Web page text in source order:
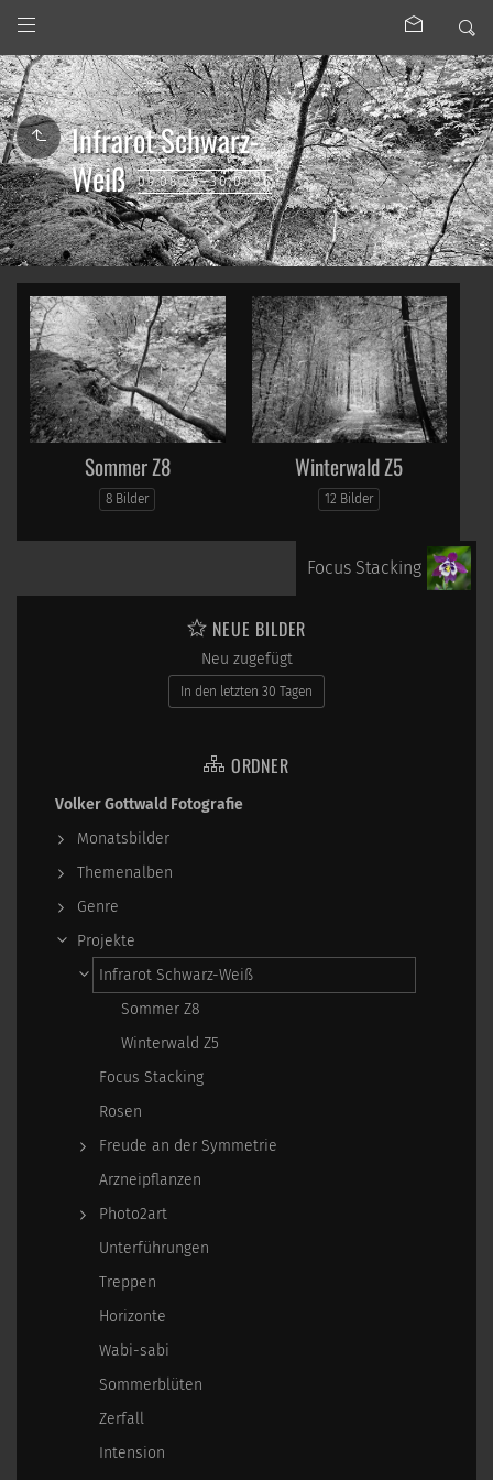
Infrarot Schwarz-
Weiß
09.08.25—30.01.26
Sommer Z8
8 Bilder
Winterwald Z5
12 Bilder
Focus Stacking
NEUE BILDER
Neu zugefügt
In den letzten 30 Tagen
ORDNER
Volker Gottwald Fotografie
Monatsbilder
Themenalben
Genre
Projekte
Infrarot Schwarz-Weiß
Sommer Z8
Winterwald Z5
Focus Stacking
Rosen
Freude an der Symmetrie
Arzneipflanzen
Photo2art
Unterführungen
Treppen
Horizonte
Wabi-sabi
Sommerblüten
Zerfall
Intension